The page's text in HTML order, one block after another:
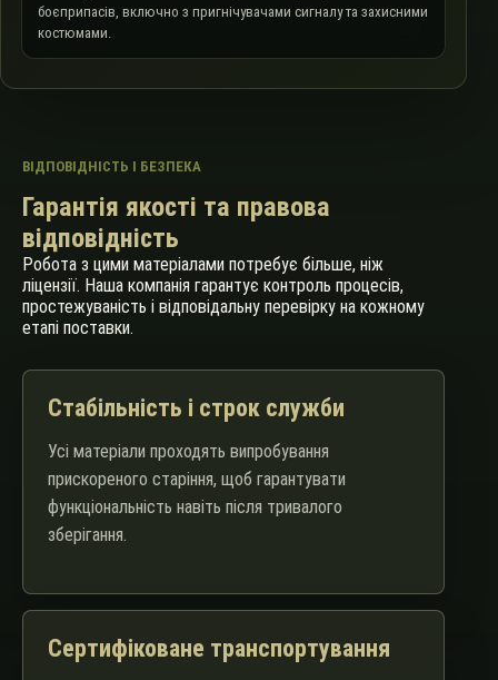
боєприпасів, включно з пригнічувачами сигналу та захисними
костюмами.
ВІДПОВІДНІСТЬ І БЕЗПЕКА
Гарантія якості та правова
відповідність
Робота з цими матеріалами потребує більше, ніж
ліцензії. Наша компанія гарантує контроль процесів,
простежуваність і відповідальну перевірку на кожному
етапі поставки.
Стабільність і строк служби
Усі матеріали проходять випробування
прискореного старіння, щоб гарантувати
функціональність навіть після тривалого
зберігання.
Сертифіковане транспортування